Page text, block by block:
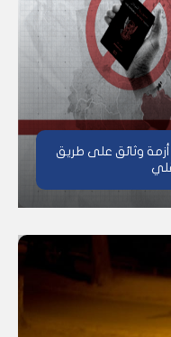
أزمة وثائق على طريق